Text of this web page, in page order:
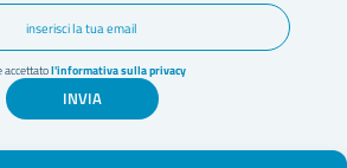
accettatol'informativa sulla privacy
INVIA